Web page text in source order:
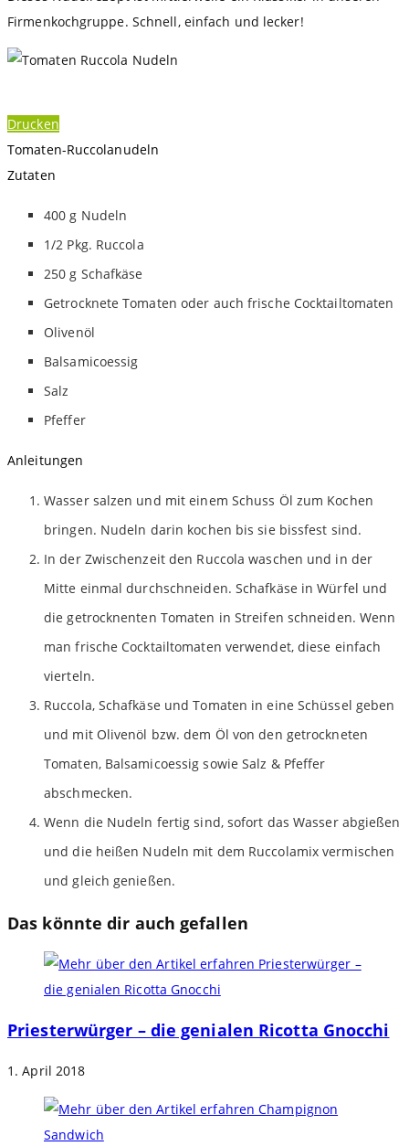
Firmenkochgruppe. Schnell, einfach und lecker!
Drucken
Tomaten-Ruccolanudeln
Zutaten
400 g Nudeln
1/2 Pkg. Ruccola
250 g Schafkäse
Getrocknete Tomaten oder auch frische Cocktailtomaten
Olivenöl
Balsamicoessig
Salz
Pfeffer
Anleitungen
Wasser salzen und mit einem Schuss Öl zum Kochen
bringen. Nudeln darin kochen bis sie bissfest sind.
In der Zwischenzeit den Ruccola waschen und in der
Mitte einmal durchschneiden. Schafkäse in Würfel und
die getrocknenten Tomaten in Streifen schneiden. Wenn
man frische Cocktailtomaten verwendet, diese einfach
vierteln.
Ruccola, Schafkäse und Tomaten in eine Schüssel geben
und mit Olivenöl bzw. dem Öl von den getrockneten
Tomaten, Balsamicoessig sowie Salz & Pfeffer
abschmecken.
Wenn die Nudeln fertig sind, sofort das Wasser abgießen
und die heißen Nudeln mit dem Ruccolamix vermischen
und gleich genießen.
Das könnte dir auch gefallen
Priesterwürger – die genialen Ricotta Gnocchi
1. April 2018